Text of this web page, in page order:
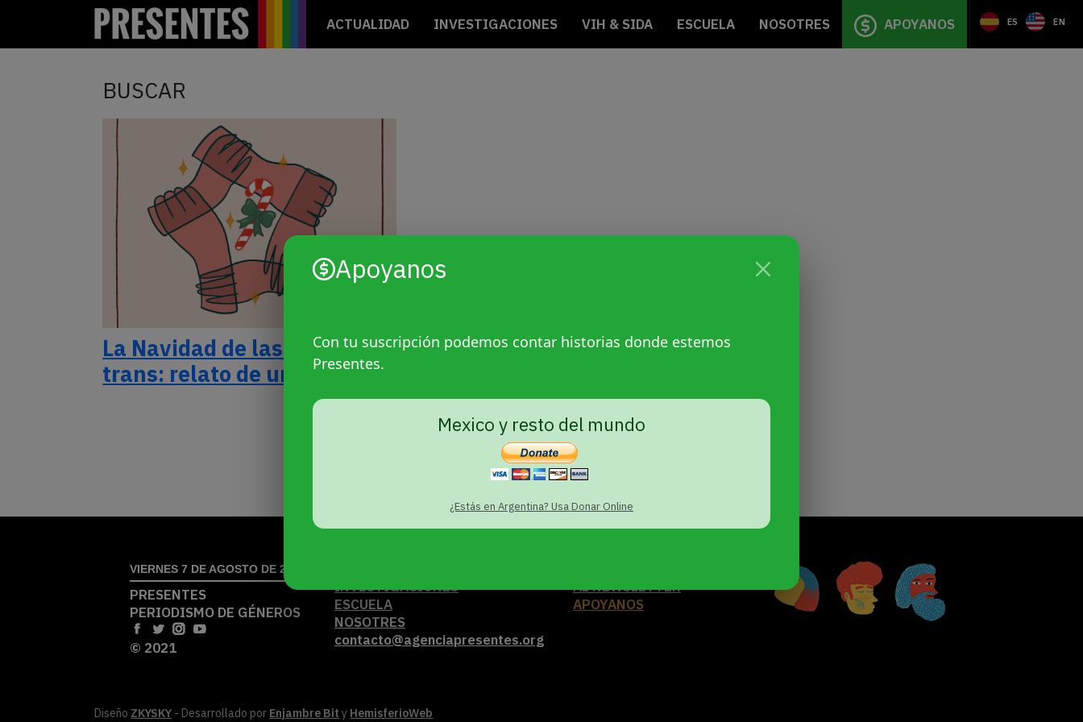
ACTUALIDAD INVESTIGACIONES VIH & SIDA ESCUELA NOSOTRES APOYANOS ES EN
Apoyanos
Con tu suscripción podemos contar historias donde estemos
Presentes.
Mexico y resto del mundo
¿Estás en Argentina? Usa Donar Online
BUSCAR
La Navidad de las travas y
trans: relato de un abrazo
VIERNES 7 DE AGOSTO DE 2026
PRESENTES
PERIODISMO DE GÉNEROS
© 2021
INVESTIGACIONES
ESCUELA
NOSOTRES
contacto@agenciapresentes.org
AL NEWSLETTER
APOYANOS
Diseño ZKYSKY - Desarrollado por Enjambre Bit y HemisferioWeb